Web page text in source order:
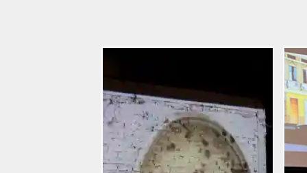
Entradas